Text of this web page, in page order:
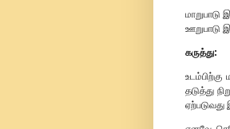
கருத்து:
தடுத்து